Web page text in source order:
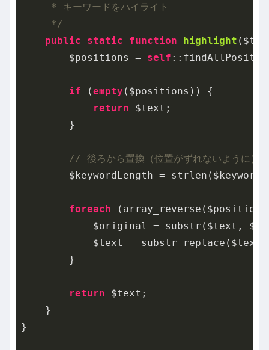
     * キーワードをハイライト
     */
public
static function highlight
        $positions =
self
if (empty ($positions)) {
return $text;
        }
// 後ろから置換（位置がずれないように）
$keywordLength =
foreach
$original = substr($text,
$text =
        }
return $text;
    }
}